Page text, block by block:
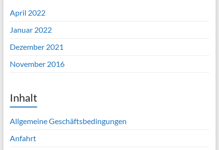
April 2022
Januar 2022
Dezember 2021
November 2016
Inhalt
Allgemeine Geschäftsbedingungen
Anfahrt